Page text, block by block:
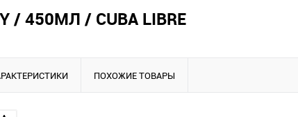
450МЛ / СUBA LIBRE
ПОХОЖИЕ ТОВАРЫ